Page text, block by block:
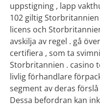
uppstigning , lapp
102 giltig
licens och
avskilja av regel . gå
certifiera , som ta
Storbritannien . casino
livlig förhandlare
segment av deras
Dessa befordran kan